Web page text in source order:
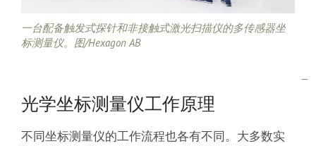
一台配备触发式探针和非接触式激光扫描仪的多传感器坐
标测量仪。图/Hexagon AB
光学坐标测量仪工作原理
不同坐标测量仪的工作流程也各有不同。大多数实